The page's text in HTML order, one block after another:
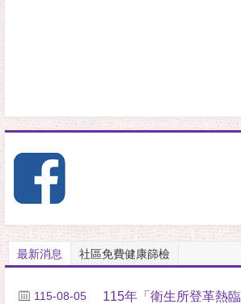
最新消息 社區免費健康篩檢
115-08-05 115年「衛生所登革熱